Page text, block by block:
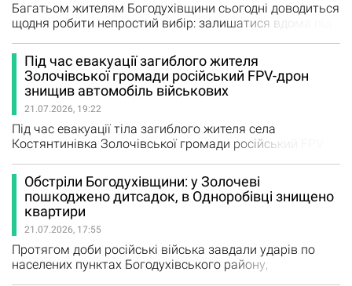
Багатьом жителям Богодухівщини сьогодні доводиться
щодня робити непростий вибір: залишатися вдома під
іншому місці. Попри постійну небезпеку, більшість тих,
хто взяв участь в опитуванні Маяківців, зізнаються їх
утримують не лише обставини, а й дім, родина та віра,
що одного дня війна закінчиться. Саме такі настрої…
Під час евакуації загиблого жителя
Золочівської громади російський FPV-дрон
знищив автомобіль військових
21.07.2026, 19:22
Під час евакуації тіла загиблого жителя села
Костянтинівка Золочівської громади російський FPV-
Внаслідок удару транспортний засіб повністю згорів.
Про це 21 липня в ефірі Українського Радіо Харкова
повідомив начальник Золочівської селищної
військової адміністрації Віктор Коваленко. За його
словами, чоловік загинув…
Обстріли Богодухівщини: у Золочеві
пошкоджено дитсадок, в Одноробівці знищено
квартири
21.07.2026, 17:55
Протягом доби російські війська завдали ударів по
населених пунктах Богодухівського району,